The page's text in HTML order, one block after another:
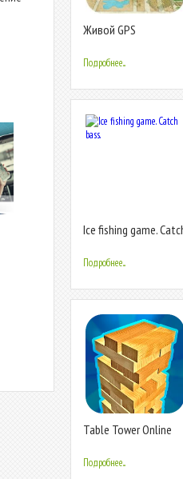
Живой GPS
голосовая навигация
Подробнее...
Ice fishing game.
Подробнее...
Table Tower Online
Подробнее...